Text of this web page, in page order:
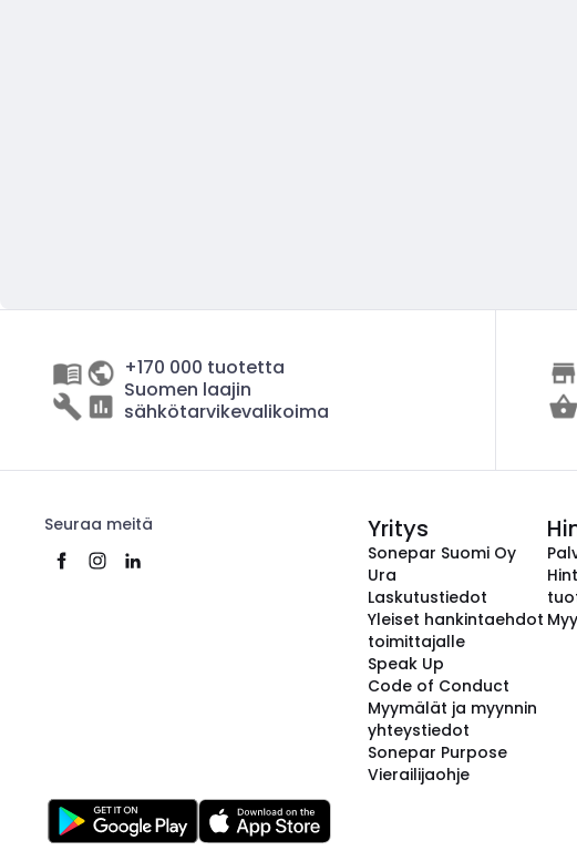
+170 000 tuotetta
Suomen laajin
sähkötarvikevalikoima
Seuraa meitä Yritys
Sonepar Suomi Oy
Ura
Laskutustiedot
Yleiset hankintaehdot
toimittajalle
Speak Up
Code of Conduct
Myymälät ja myynnin
yhteystiedot
Sonepar Purpose
Vierailijaohje